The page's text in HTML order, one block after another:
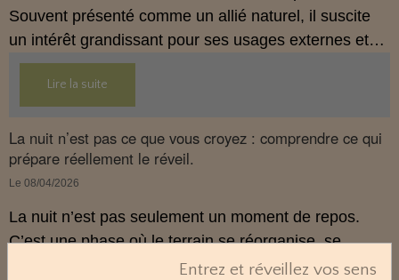
Souvent présenté comme un allié naturel, il suscite
un intérêt grandissant pour ses usages externes et
son interaction avec le système endocannabinoïde.
Cet article propose une mise au point claire, moderne
et conforme à la réglementation française de 2026.
Lire la suite
La nuit n’est pas ce que vous croyez : comprendre ce qui
prépare réellement le réveil.
Le 08/04/2026
La nuit n’est pas seulement un moment de repos.
C’est une phase où le terrain se réorganise, se
décante et prépare la vitalité du lendemain.
Entrez et réveillez vos sens